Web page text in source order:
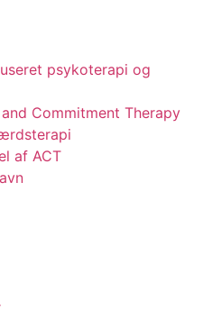
psykoterapi og
Commitment Therapy
af ACT